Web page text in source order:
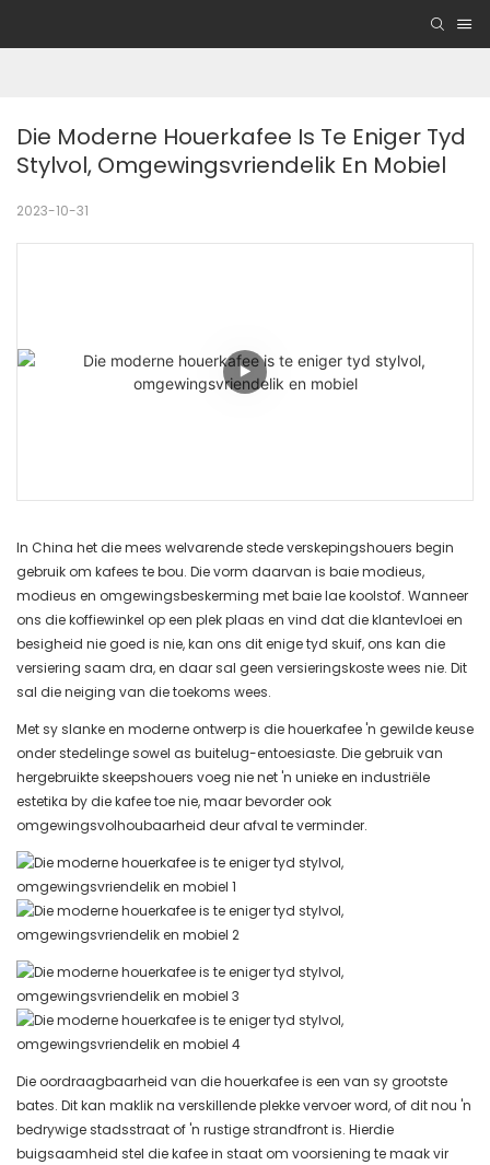
Die Moderne Houerkafee Is Te Eniger Tyd
Stylvol, Omgewingsvriendelik En Mobiel
2023-10-31
In China het die mees welvarende stede verskepingshouers begin
gebruik om kafees te bou. Die vorm daarvan is baie modieus,
modieus en omgewingsbeskerming met baie lae koolstof. Wanneer
ons die koffiewinkel op een plek plaas en vind dat die klantevloei en
besigheid nie goed is nie, kan ons dit enige tyd skuif, ons kan die
versiering saam dra, en daar sal geen versieringskoste wees nie. Dit
sal die neiging van die toekoms wees.
Met sy slanke en moderne ontwerp is die houerkafee 'n gewilde keuse
onder stedelinge sowel as buitelug-entoesiaste. Die gebruik van
hergebruikte skeepshouers voeg nie net 'n unieke en industriële
estetika by die kafee toe nie, maar bevorder ook
omgewingsvolhoubaarheid deur afval te verminder.
Die oordraagbaarheid van die houerkafee is een van sy grootste
bates. Dit kan maklik na verskillende plekke vervoer word, of dit nou 'n
bedrywige stadsstraat of 'n rustige strandfront is. Hierdie
buigsaamheid stel die kafee in staat om voorsiening te maak vir